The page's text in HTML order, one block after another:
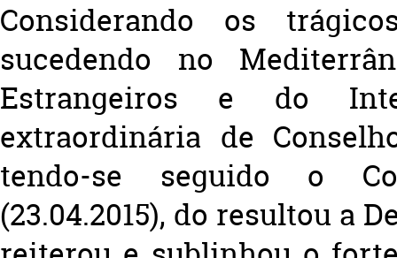
Considerando os
sucedendo no
Estrangeiros e do
extraordinária de
tendo-se seguido o
(23.04.2015), do resultou a